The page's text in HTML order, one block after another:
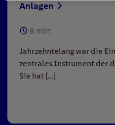
Anlagen
8 min
Jahrzehntelang war die
zentrales Instrument der
Sie hat […]